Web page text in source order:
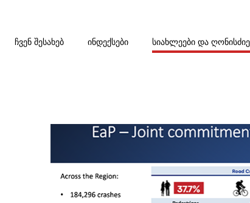
ᲩᲕᲔᲜ ᲨᲔᲡᲐᲮᲔᲑ ᲘᲜᲓᲔᲥᲡᲔᲑᲘ ᲡᲘᲐᲮᲚᲔᲔᲑᲘ ᲓᲐ